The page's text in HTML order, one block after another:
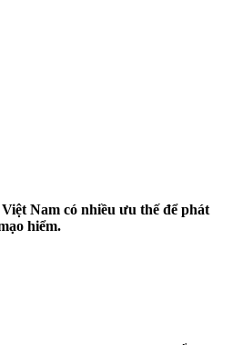
Nam có nhiều ưu thế để phát
hiểm.